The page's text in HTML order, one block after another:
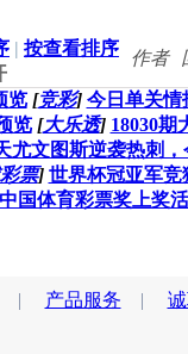
| 按查看排序
作者
览 [竞彩] 今日单关情
览 [大乐透] 18030期
尤文图斯逆袭热刺
票] 世界杯冠亚军
中国体育彩票奖上奖
产品服务 |